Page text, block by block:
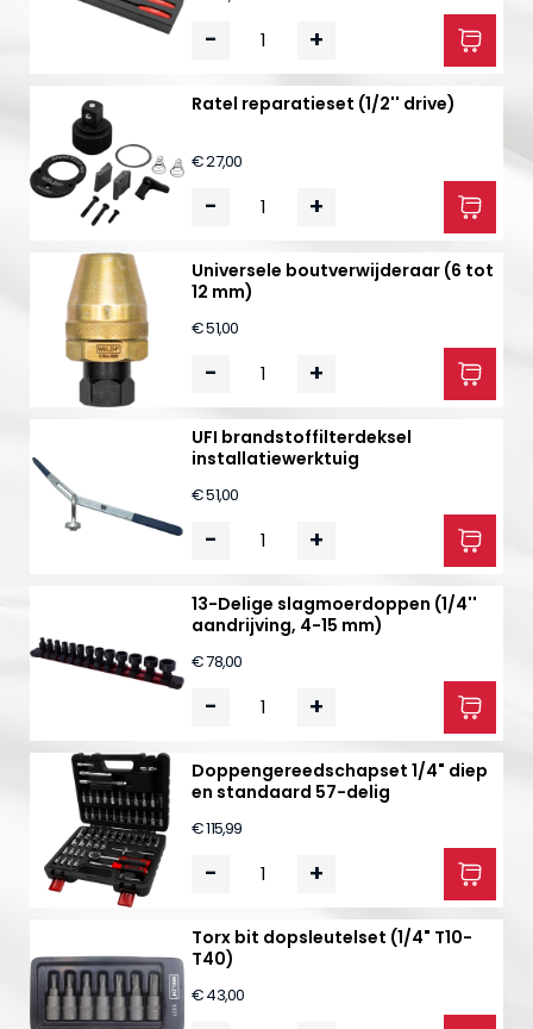
- +
Ratel reparatieset (1/2'' drive)
€ 27,00
- +
Universele boutverwijderaar (6 tot
12 mm)
€ 51,00
- +
UFI brandstoffilterdeksel
installatiewerktuig
€ 51,00
- +
13-Delige slagmoerdoppen (1/4''
aandrijving, 4-15 mm)
€ 78,00
- +
Doppengereedschapset 1/4" diep
en standaard 57-delig
€ 115,99
- +
Torx bit dopsleutelset (1/4" T10-
T40)
€ 43,00